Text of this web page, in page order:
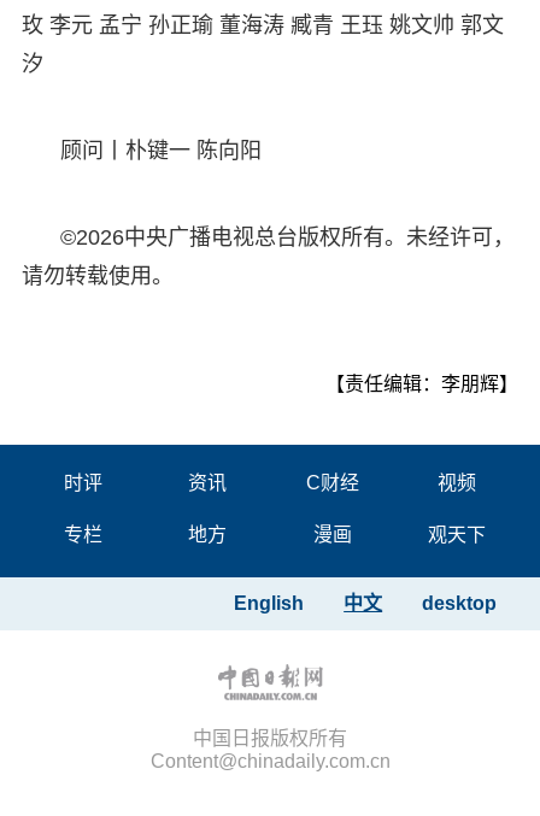
玫 李元 孟宁 孙正瑜 董海涛 臧青 王珏 姚文帅 郭文
汐
顾问丨朴键一 陈向阳
©2026中央广播电视总台版权所有。未经许可，
请勿转载使用。
【责任编辑：李朋辉】
时评 资讯 C财经 视频
专栏 地方 漫画 观天下
desktop
中文
English
中国日报版权所有
Content@chinadaily.com.cn